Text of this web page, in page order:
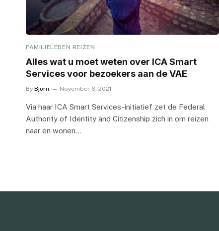
FAMILIELEDEN REIZEN
Alles wat u moet weten over ICA Smart
Services voor bezoekers aan de VAE
By Bjorn November 6, 2021
Via haar ICA Smart Services-initiatief zet de Federal
Authority of Identity and Citizenship zich in om reizen
naar en wonen…